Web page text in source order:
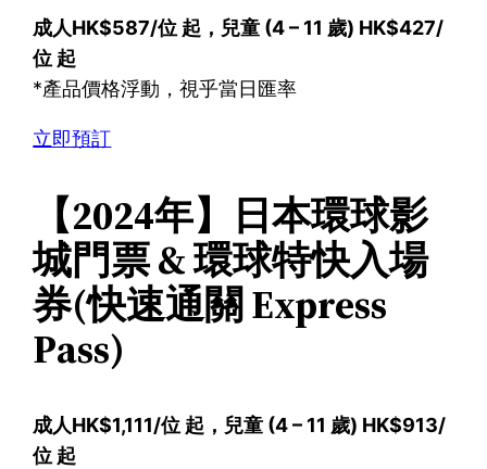
成人HK$587/位 起，兒童 (4 – 11 歲) HK$427/
位 起
*產品價格浮動，視乎當日匯率
立即預訂
【2024年】日本環球影
城門票 & 環球特快入場
券(快速通關 Express
Pass)
成人HK$1,111/位 起，兒童 (4 – 11 歲) HK$913/
位 起